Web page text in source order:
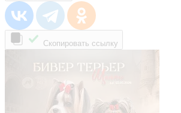
Скопировать ссылку